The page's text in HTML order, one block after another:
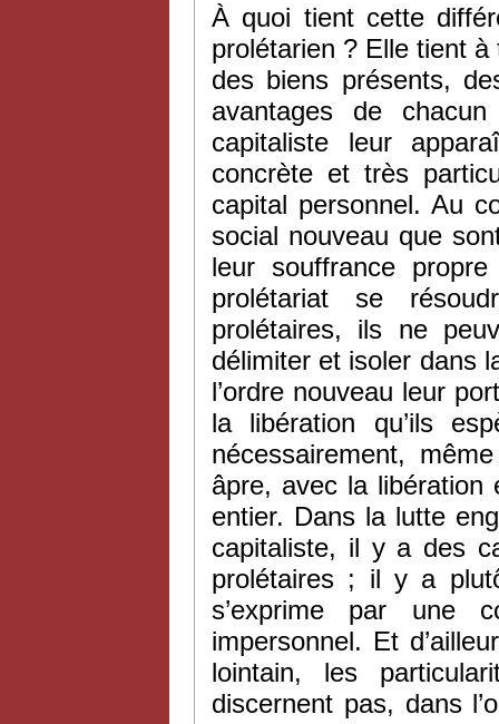
À quoi tient cette
prolétarien ? Elle tient
des biens présents,
avantages de
capitaliste leur
concrète et très
capital personnel. Au
social nouveau que
leur souffrance
prolétariat se
prolétaires, ils ne
délimiter et isoler dans
l’ordre nouveau leur
la libération qu’ils
nécessairement,
âpre, avec la libération
entier. Dans la lutte
capitaliste, il y a des
prolétaires ; il y a
s’exprime par une
impersonnel. Et
lointain, les
discernent pas, dans